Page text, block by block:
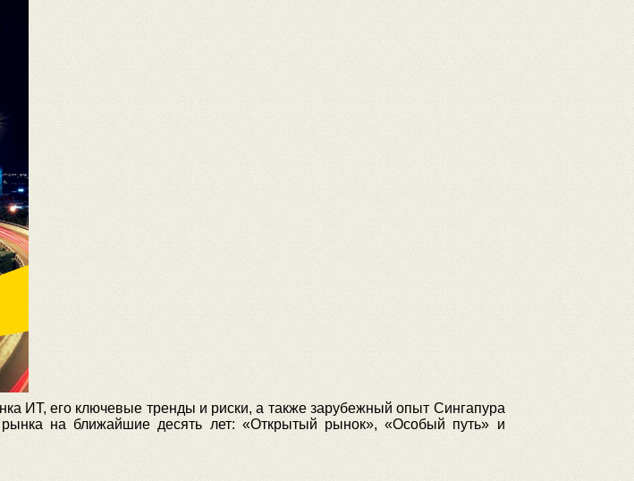
ИТ, его ключевые тренды и риски, а также зарубежный опыт Сингапура
на ближайшие десять лет: «Открытый рынок», «Особый путь» и